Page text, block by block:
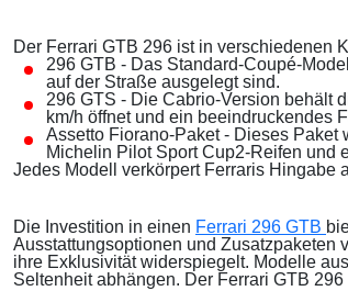
Der Ferrari GTB 296 ist in verschiedenen
296 GTB - Das Standard-Coupé-
auf der Straße ausgelegt sind.
296 GTS - Die Cabrio-Version behält
km/h öffnet und ein beeindruckendes
Assetto Fiorano-Paket - Dieses Paket
Michelin Pilot Sport Cup2-Reifen und
Jedes Modell verkörpert Ferraris Hingabe
Die Investition in einen Ferrari 296 GTB
Ausstattungsoptionen und Zusatzpaketen
ihre Exklusivität widerspiegelt. Modelle
Seltenheit abhängen. Der Ferrari GTB 296